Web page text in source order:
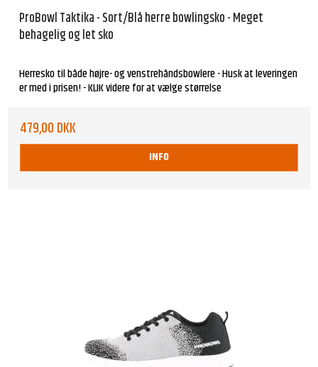
ProBowl Taktika - Sort/Blå herre bowlingsko - Meget
behagelig og let sko
Herresko til både højre- og venstrehåndsbowlere - Husk at leveringen
er med i prisen! - KLIK videre for at vælge størrelse
479,00 DKK
INFO